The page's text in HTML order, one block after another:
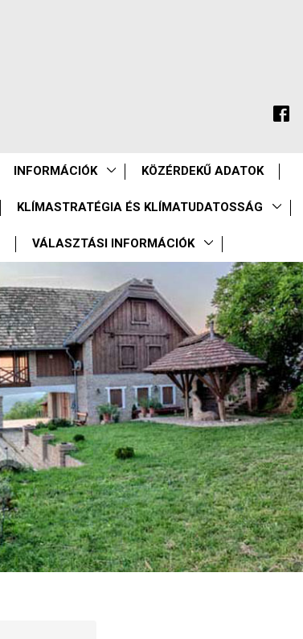
INFORMÁCIÓK KÖZÉRDEKŰ ADATOK
KLÍMASTRATÉGIA ÉS KLÍMATUDATOSSÁG
VÁLASZTÁSI INFORMÁCIÓK